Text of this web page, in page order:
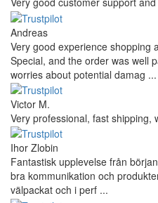
Richard Möckel
Super Support! Bestellvorgang
Feuer bei der Bestellung
wurde. Der Support ist w ...
Hanna
Def recommend! Even with the
scared ordering from websites I
one is 100% solid ...
Ahmed Sherif
Excellent coffee grinder! The
though I’m in Greece and the
The grinder feels ...